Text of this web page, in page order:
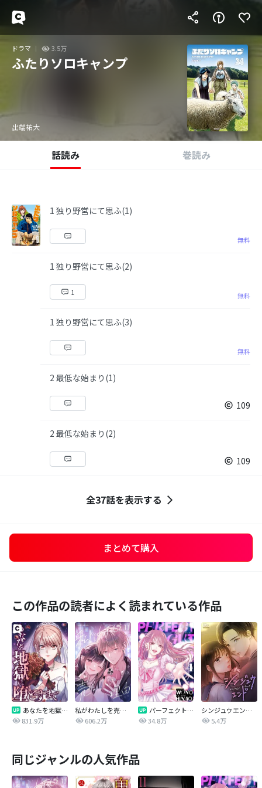
ドラマ 3.5万
ふたりソロキャンプ
出端祐大
話読み 巻読み
1 独り野営にて思ふ(1)
無料
1 独り野営にて思ふ(2)
1 無料
1 独り野営にて思ふ(3)
無料
2 最低な始まり(1)
109
2 最低な始まり(2)
109
全37話を表示する
まとめて購入
この作品の読者によく読まれている作品
あなたを地獄に堕とすまで
831.9万
私がわたしを売る理由
606.2万
パーフェクトグリッター
34.8万
シンジュウエンド【タテヨミ】
5.4万
同じジャンルの人気作品